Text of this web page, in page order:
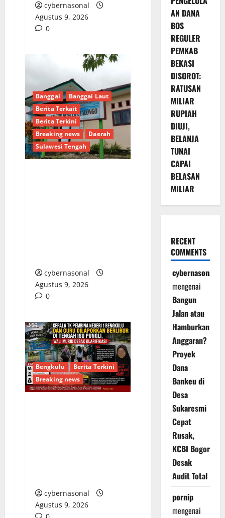
cybernasonal
Agustus 9, 2026
0
Banggai
Banggai Laut
Berita Terkait
Berita Terkini
Breaking news
Daerah
Sulawesi Tengah
cybernasonal
Agustus 9, 2026
0
Bengkulu
Berita Terkini
Breaking news
cybernasonal
Agustus 9, 2026
AN DANA
BOS
REGULER
PEMKAB
BEKASI
DISOROT:
RATUSAN
MILIAR
RUPIAH
DIUJI,
BELANJA
TUNAI
CAPAI
BELASAN
MILIAR
RECENT
COMMENTS
cybernasonal
mengenai
Bangun
Jalan atau
Hamburkan
Anggaran?
Proyek
Dana
Bankeu di
Desa
Sukaresmi
Cepat
Rusak,
KCBI Bogor
Desak
Audit Total
pornip
mengenai